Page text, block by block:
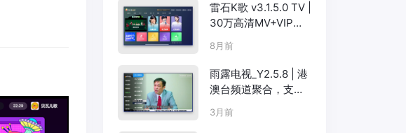
雷石K歌 v3.1.5.0 TV |
30万高清MV+VIP破
解，客厅KTV零成本
方案
8月前
雨露电视_Y2.5.8 | 港
澳台频道聚合，支持
外挂字幕和多线路切
换
3月前